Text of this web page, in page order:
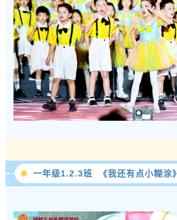
一年级1.2.3班 《我还有点小糊涂》